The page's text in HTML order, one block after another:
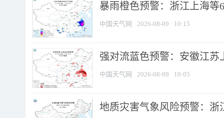
暴雨橙色预警：浙江上海等
中国天气网 2026-08-09 10:15
强对流蓝色预警：安徽江苏
中国天气网 2026-08-09 10:05
地质灾害气象风险预警：浙